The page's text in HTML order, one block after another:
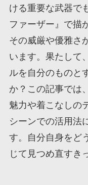
ける重要な武器で
ファーザー』で描
その威厳や優雅さ
います。果たして
ルを自分のものと
か？この記事では
魅力や着こなしの
シーンでの活用法
す。自分自身をど
じて見つめ直すき